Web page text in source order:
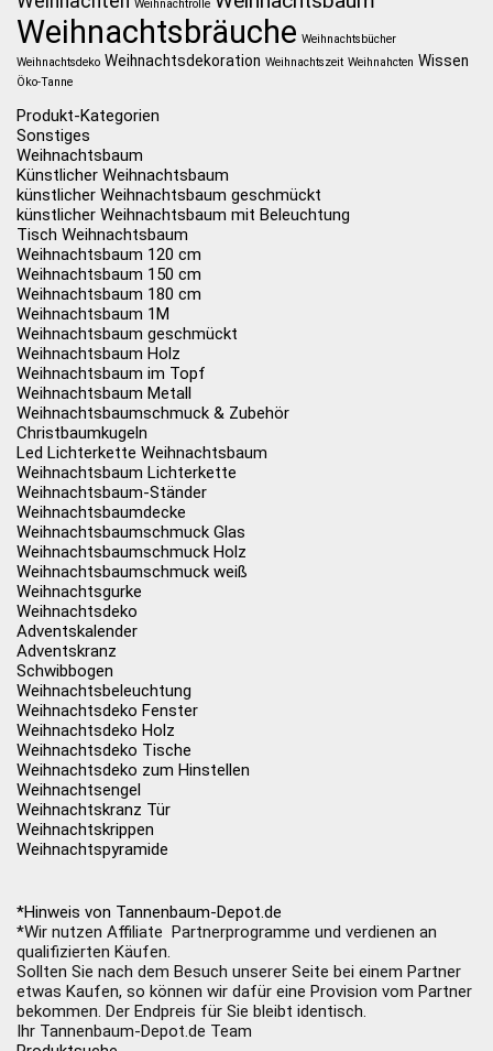
Weihnachtrolle
Weihnachtsbräuche Weihnachtsbücher
Weihnachtsdeko Weihnachtsdekoration Weihnachtszeit Weihnahcten Wissen
Öko-Tanne
Produkt-Kategorien
Sonstiges
Weihnachtsbaum
Künstlicher Weihnachtsbaum
künstlicher Weihnachtsbaum geschmückt
künstlicher Weihnachtsbaum mit Beleuchtung
Tisch Weihnachtsbaum
Weihnachtsbaum 120 cm
Weihnachtsbaum 150 cm
Weihnachtsbaum 180 cm
Weihnachtsbaum 1M
Weihnachtsbaum geschmückt
Weihnachtsbaum Holz
Weihnachtsbaum im Topf
Weihnachtsbaum Metall
Weihnachtsbaumschmuck & Zubehör
Christbaumkugeln
Led Lichterkette Weihnachtsbaum
Weihnachtsbaum Lichterkette
Weihnachtsbaum-Ständer
Weihnachtsbaumdecke
Weihnachtsbaumschmuck Glas
Weihnachtsbaumschmuck Holz
Weihnachtsbaumschmuck weiß
Weihnachtsgurke
Weihnachtsdeko
Adventskalender
Adventskranz
Schwibbogen
Weihnachtsbeleuchtung
Weihnachtsdeko Fenster
Weihnachtsdeko Holz
Weihnachtsdeko Tische
Weihnachtsdeko zum Hinstellen
Weihnachtsengel
Weihnachtskranz Tür
Weihnachtskrippen
Weihnachtspyramide
*Hinweis von Tannenbaum-Depot.de
*Wir nutzen Affiliate Partnerprogramme und verdienen an
qualifizierten Käufen.
Sollten Sie nach dem Besuch unserer Seite bei einem Partner
etwas Kaufen, so können wir dafür eine Provision vom Partner
bekommen. Der Endpreis für Sie bleibt identisch.
Ihr Tannenbaum-Depot.de Team